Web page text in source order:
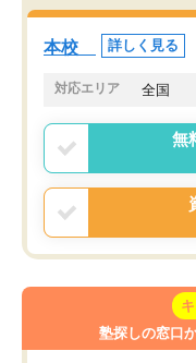
本校 詳しく見る
対応エリア 全国
無
塾探しの窓口